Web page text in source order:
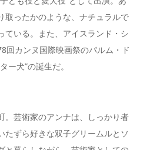
取ったかのような、ナチュラルで
ている。また、アイスランド・シ
回カンヌ国際映画祭のパルム・ド
ー犬”の誕生だ。
。芸術家のアンナは、しっかり者
たずら好きな双子グリームルとソ